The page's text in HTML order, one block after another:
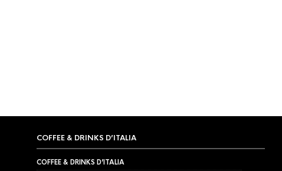
COFFEE & DRINKS D’ITALIA
COFFEE & DRINKS D’ITALIA